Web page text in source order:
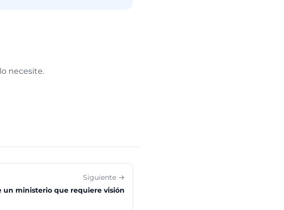
necesite.
Siguiente →
un ministerio que requiere visión